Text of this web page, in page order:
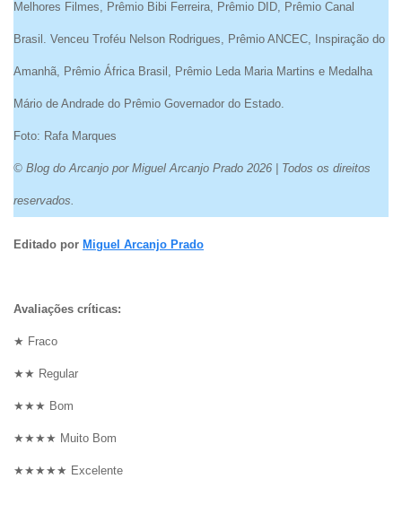
Melhores Filmes, Prêmio Bibi Ferreira, Prêmio DID, Prêmio Canal
Brasil. Venceu Troféu Nelson Rodrigues, Prêmio ANCEC, Inspiração do
Amanhã, Prêmio África Brasil, Prêmio Leda Maria Martins e Medalha
Mário de Andrade do Prêmio Governador do Estado.
Foto: Rafa Marques
© Blog do Arcanjo por Miguel Arcanjo Prado 2026 | Todos os direitos
reservados.
Editado por Miguel Arcanjo Prado
Avaliações críticas:
★ Fraco
★★ Regular
★★★ Bom
★★★★ Muito Bom
★★★★★ Excelente